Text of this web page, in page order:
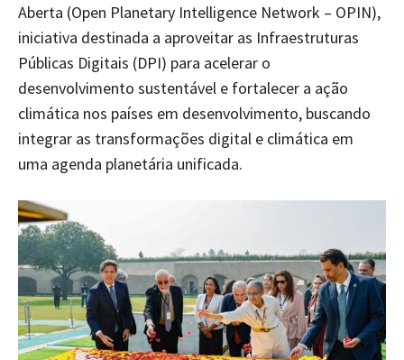
Aberta (Open Planetary Intelligence Network – OPIN),
iniciativa destinada a aproveitar as Infraestruturas
Públicas Digitais (DPI) para acelerar o
desenvolvimento sustentável e fortalecer a ação
climática nos países em desenvolvimento, buscando
integrar as transformações digital e climática em
uma agenda planetária unificada.